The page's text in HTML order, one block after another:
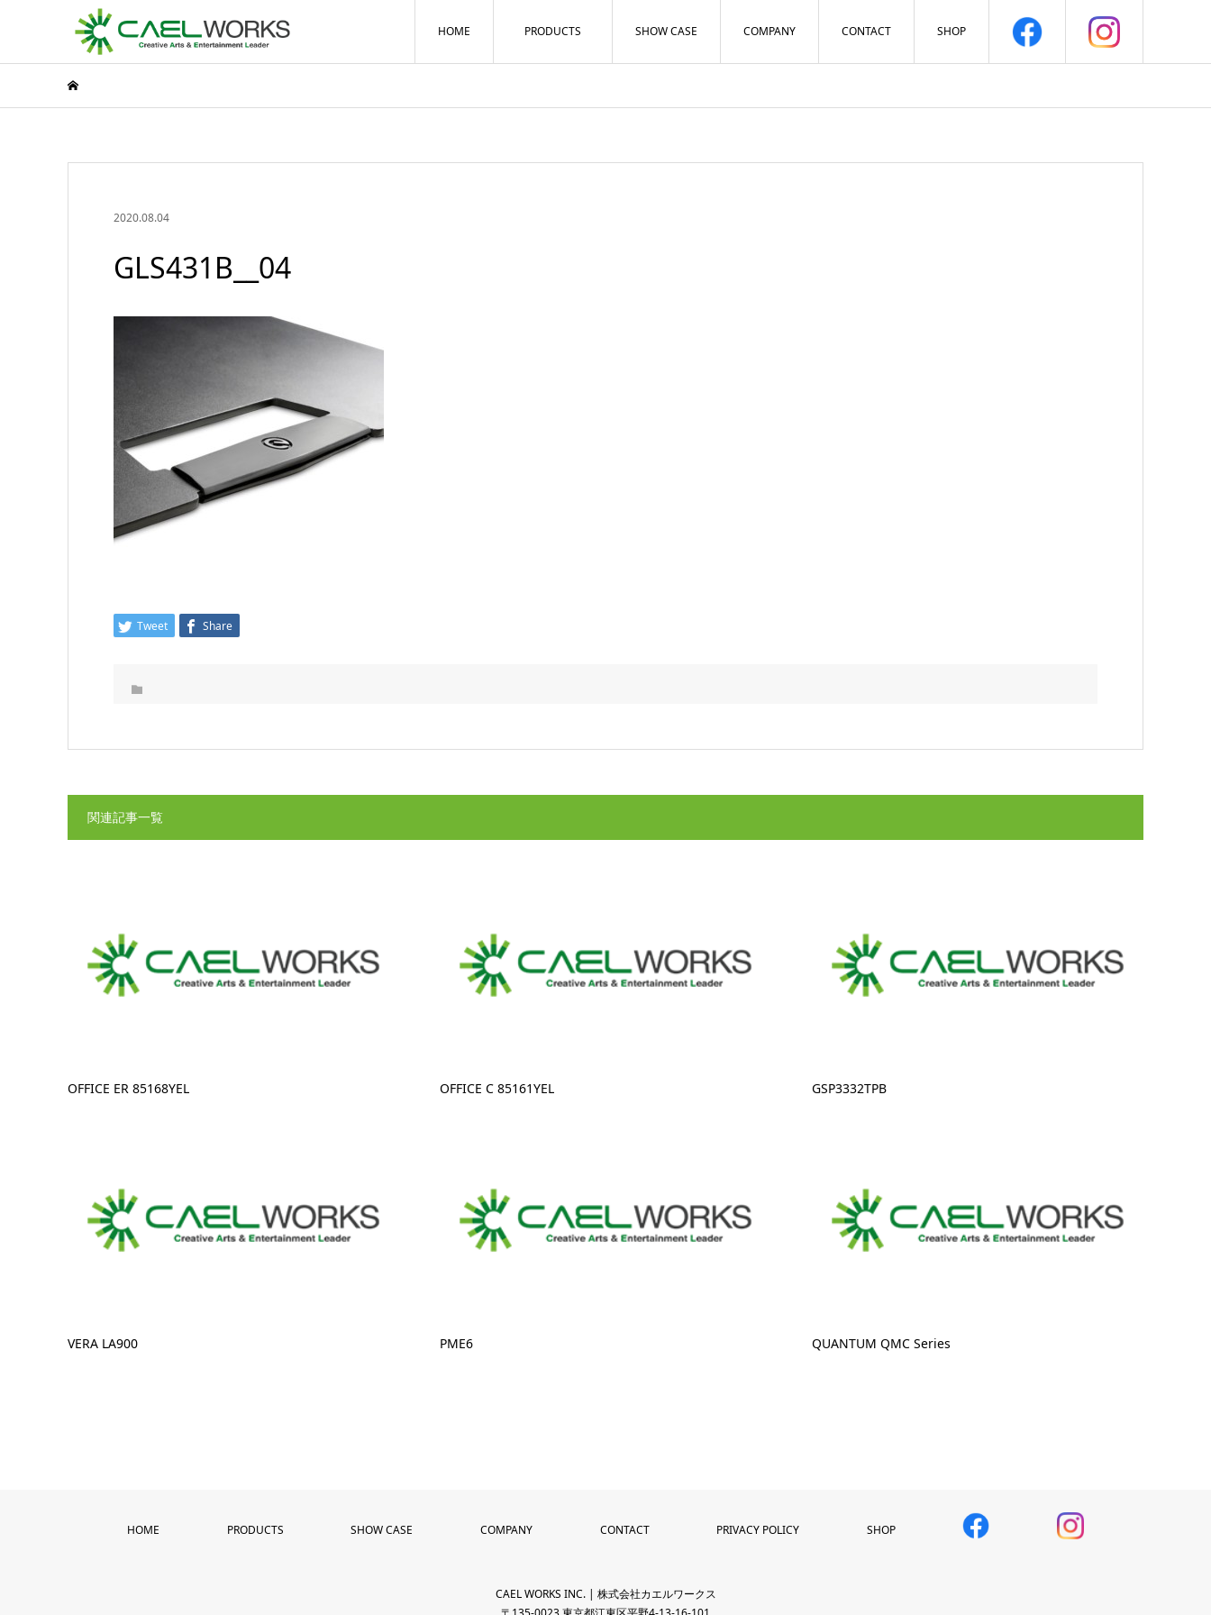
HOME PRODUCTS SHOW CASE COMPANY CONTACT SHOP
2020.08.04
GLS431B__04
Tweet Share
関連記事一覧
OFFICE ER 85168YEL OFFICE C 85161YEL GSP3332TPB
VERA LA900 PME6 QUANTUM QMC Series
HOME PRODUCTS SHOW CASE COMPANY CONTACT PRIVACY POLICY SHOP
CAEL WORKS INC. | 株式会社カエルワークス